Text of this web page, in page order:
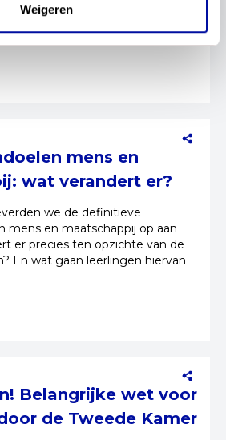
Weigeren
dit voor de aandacht voor
mens en
wat verandert er?
we de definitieve
mens en maatschappij op aan
er precies ten opzichte van de
En wat gaan leerlingen hiervan
Belangrijke wet voor
de Tweede Kamer